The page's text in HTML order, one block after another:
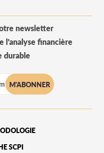
newsletter
l'analyse financière
durable
SCPI